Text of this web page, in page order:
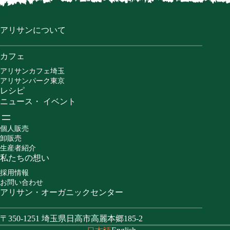
アリサンについて
カフェ
アリサンカフェ埼玉
アリサンパーク東京
レシピ
ニュース・ イベント
個人販売
卸販売
生産者紹介
私たちの想い
採用情報
お問い合わせ
アリサン・オーガニックセンター
〒350-1251 埼玉県日高市高麗本郷185-2